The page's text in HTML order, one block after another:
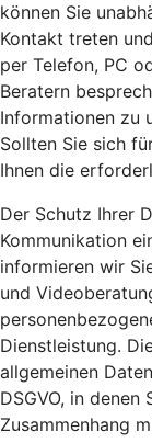
können Sie
Kontakt treten
per Telefon, PC
Beratern
Informationen zu
Sollten Sie sich
Ihnen die
Der Schutz Ihrer
Kommunikation
informieren wir
und
Dienstleistung.
allgemeinen
DSGVO, in denen
Zusammenhang